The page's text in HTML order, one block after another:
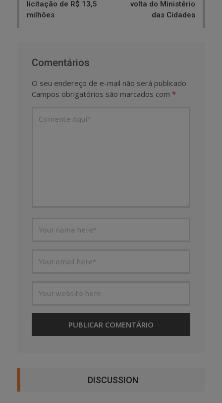
licitação de R$ 13,5
milhões
volta do Ministério
das Cidades
Comentários
O seu endereço de e-mail não será publicado.
Campos obrigatórios são marcados com *
DISCUSSION